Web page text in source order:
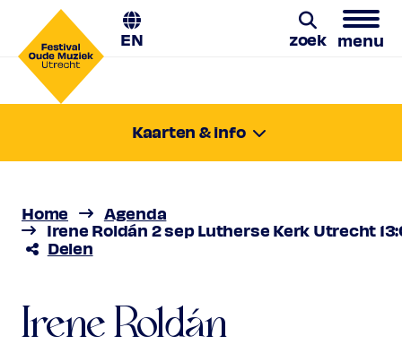
EN zoek menu
Bach voor Bach
Kaarten & info
Prijs€ 10,00 - € 23,00
Favoriet
Home
Agenda
Irene Roldán 2 sep Lutherse Kerk Utrecht
Delen
Irene Roldán
€ 21,00
Ambassador€ 21,00
Jong€ 10,00